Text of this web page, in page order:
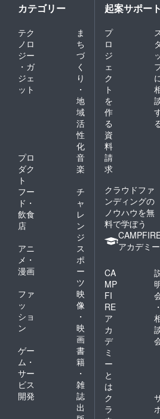
カテゴリー
テク
ノロ
ジー
・ガ
ジェ
ット
ま
ち
づ
く
り
・
地
域
活
性
化
プロ
ダク
ト
音
楽
フー
ド・
飲食
店
チ
ャ
レ
ン
ジ
アニ
メ・
漫画
ス
ポ
ー
ツ
ファ
ッ
ショ
ン
映
像
・
映
画
ゲー
ム・
サー
ビス
開発
書
籍
・
雑
誌
出
起案サポート
プ
ロ
ジ
ェ
ク
ト
を
作
る
資
料
請
求
クラウドファ
ンディングの
ノウハウを無
料で学ぼう
アカデミー
CA
MP
FI
RE
ア
カ
デ
ミ
ー
と
は
・
ク
ラ